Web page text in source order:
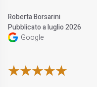
Roberta Borsarini
Pubblicato a luglio 2026
Google